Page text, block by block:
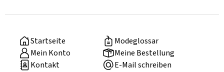
Startseite
Modeglossar
Mein Konto
Meine Bestellung
Kontakt
E-Mail schreiben